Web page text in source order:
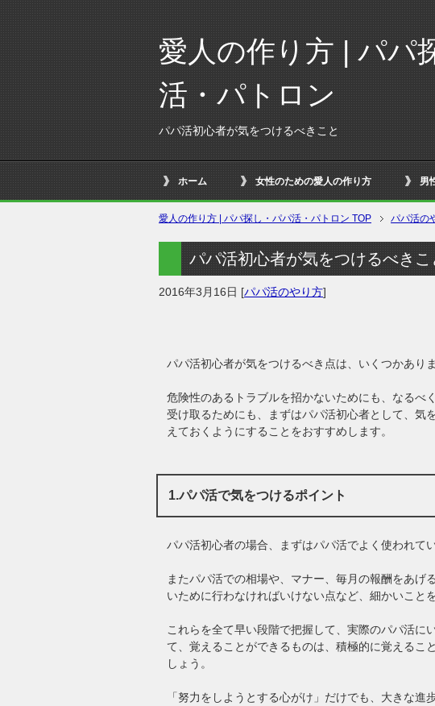
愛人の作り方 | パパ
活・パトロン
パパ活初心者が気をつけるべきこと
ホーム 女性のための愛人の作り方 男
愛人の作り方 | パパ探し・パパ活・パトロン TOP パパ活の
パパ活初心者が気をつけるべきこ
2016年3月16日 [パパ活のやり方]
パパ活初心者が気をつけるべき点は、いくつかありま
危険性のあるトラブルを招かないためにも、なるべ
受け取るためにも、まずはパパ活初心者として、気
えておくようにすることをおすすめします。
1.パパ活で気をつけるポイント
パパ活初心者の場合、まずはパパ活でよく使われて
またパパ活での相場や、マナー、毎月の報酬をあげ
いために行わなければいけない点など、細かいこと
これらを全て早い段階で把握して、実際のパパ活に
て、覚えることができるものは、積極的に覚えるこ
しょう。
「努力をしようとする心がけ」だけでも、大きな進歩